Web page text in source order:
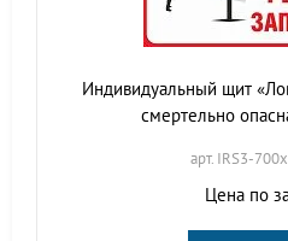
Индивидуальный щит
смертельно
арт. IRS3-
Цена по